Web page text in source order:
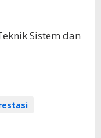
Sistem dan